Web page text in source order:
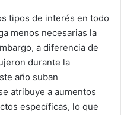
tipos de interés en todo
menos necesarias la
a diferencia de
durante la
año suban
atribuye a aumentos
específicas, lo que